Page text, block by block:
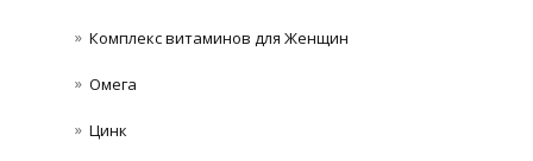
Комплекс витаминов для Женщин
Омега
Цинк